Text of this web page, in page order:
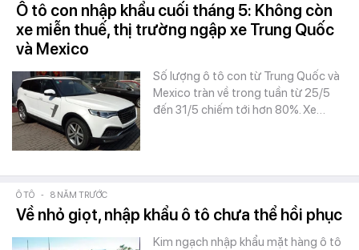
Ô tô con nhập khẩu cuối tháng 5: Không còn
xe miễn thuế, thị trường ngập xe Trung Quốc
và Mexico
Số lượng ô tô con từ Trung Quốc và
Mexico tràn về trong tuần từ 25/5
đến 31/5 chiếm tới hơn 80%. Xe…
Ô TÔ - 8 NĂM TRƯỚC
Về nhỏ giọt, nhập khẩu ô tô chưa thể hồi phục
Kim ngạch nhập khẩu mặt hàng ô tô